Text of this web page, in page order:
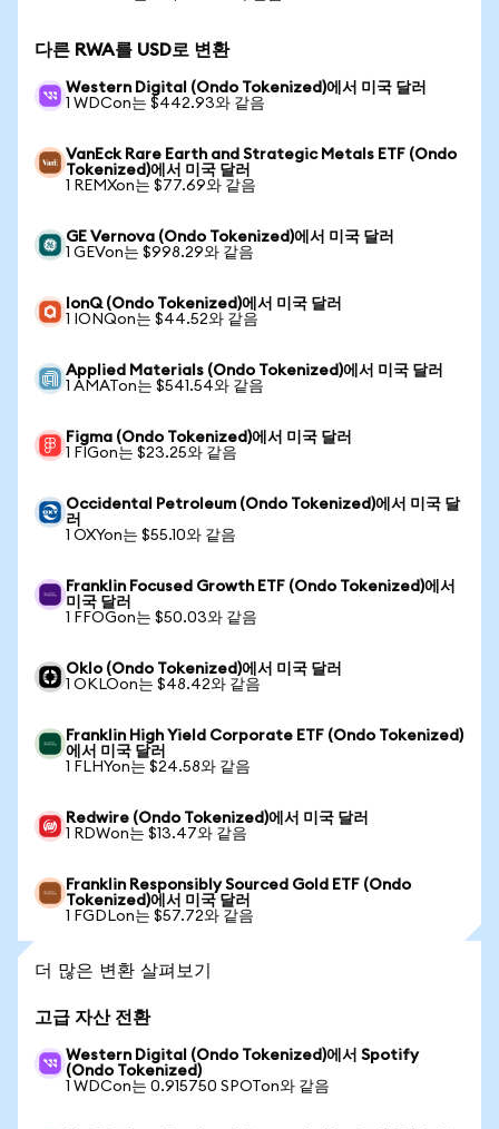
다른 RWA를 USD로 변환
Western Digital (Ondo Tokenized)에서 미국 달러
1 WDCon는 $442.93와 같음
VanEck Rare Earth and Strategic Metals ETF (Ondo
Tokenized)에서 미국 달러
1 REMXon는 $77.69와 같음
GE Vernova (Ondo Tokenized)에서 미국 달러
1 GEVon는 $998.29와 같음
IonQ (Ondo Tokenized)에서 미국 달러
1 IONQon는 $44.52와 같음
Applied Materials (Ondo Tokenized)에서 미국 달러
1 AMATon는 $541.54와 같음
Figma (Ondo Tokenized)에서 미국 달러
1 FIGon는 $23.25와 같음
Occidental Petroleum (Ondo Tokenized)에서 미국 달
러
1 OXYon는 $55.10와 같음
Franklin Focused Growth ETF (Ondo Tokenized)에서
미국 달러
1 FFOGon는 $50.03와 같음
Oklo (Ondo Tokenized)에서 미국 달러
1 OKLOon는 $48.42와 같음
Franklin High Yield Corporate ETF (Ondo Tokenized)
에서 미국 달러
1 FLHYon는 $24.58와 같음
Redwire (Ondo Tokenized)에서 미국 달러
1 RDWon는 $13.47와 같음
Franklin Responsibly Sourced Gold ETF (Ondo
Tokenized)에서 미국 달러
1 FGDLon는 $57.72와 같음
더 많은 변환 살펴보기
고급 자산 전환
Western Digital (Ondo Tokenized)에서 Spotify
(Ondo Tokenized)
1 WDCon는 0.915750 SPOTon와 같음